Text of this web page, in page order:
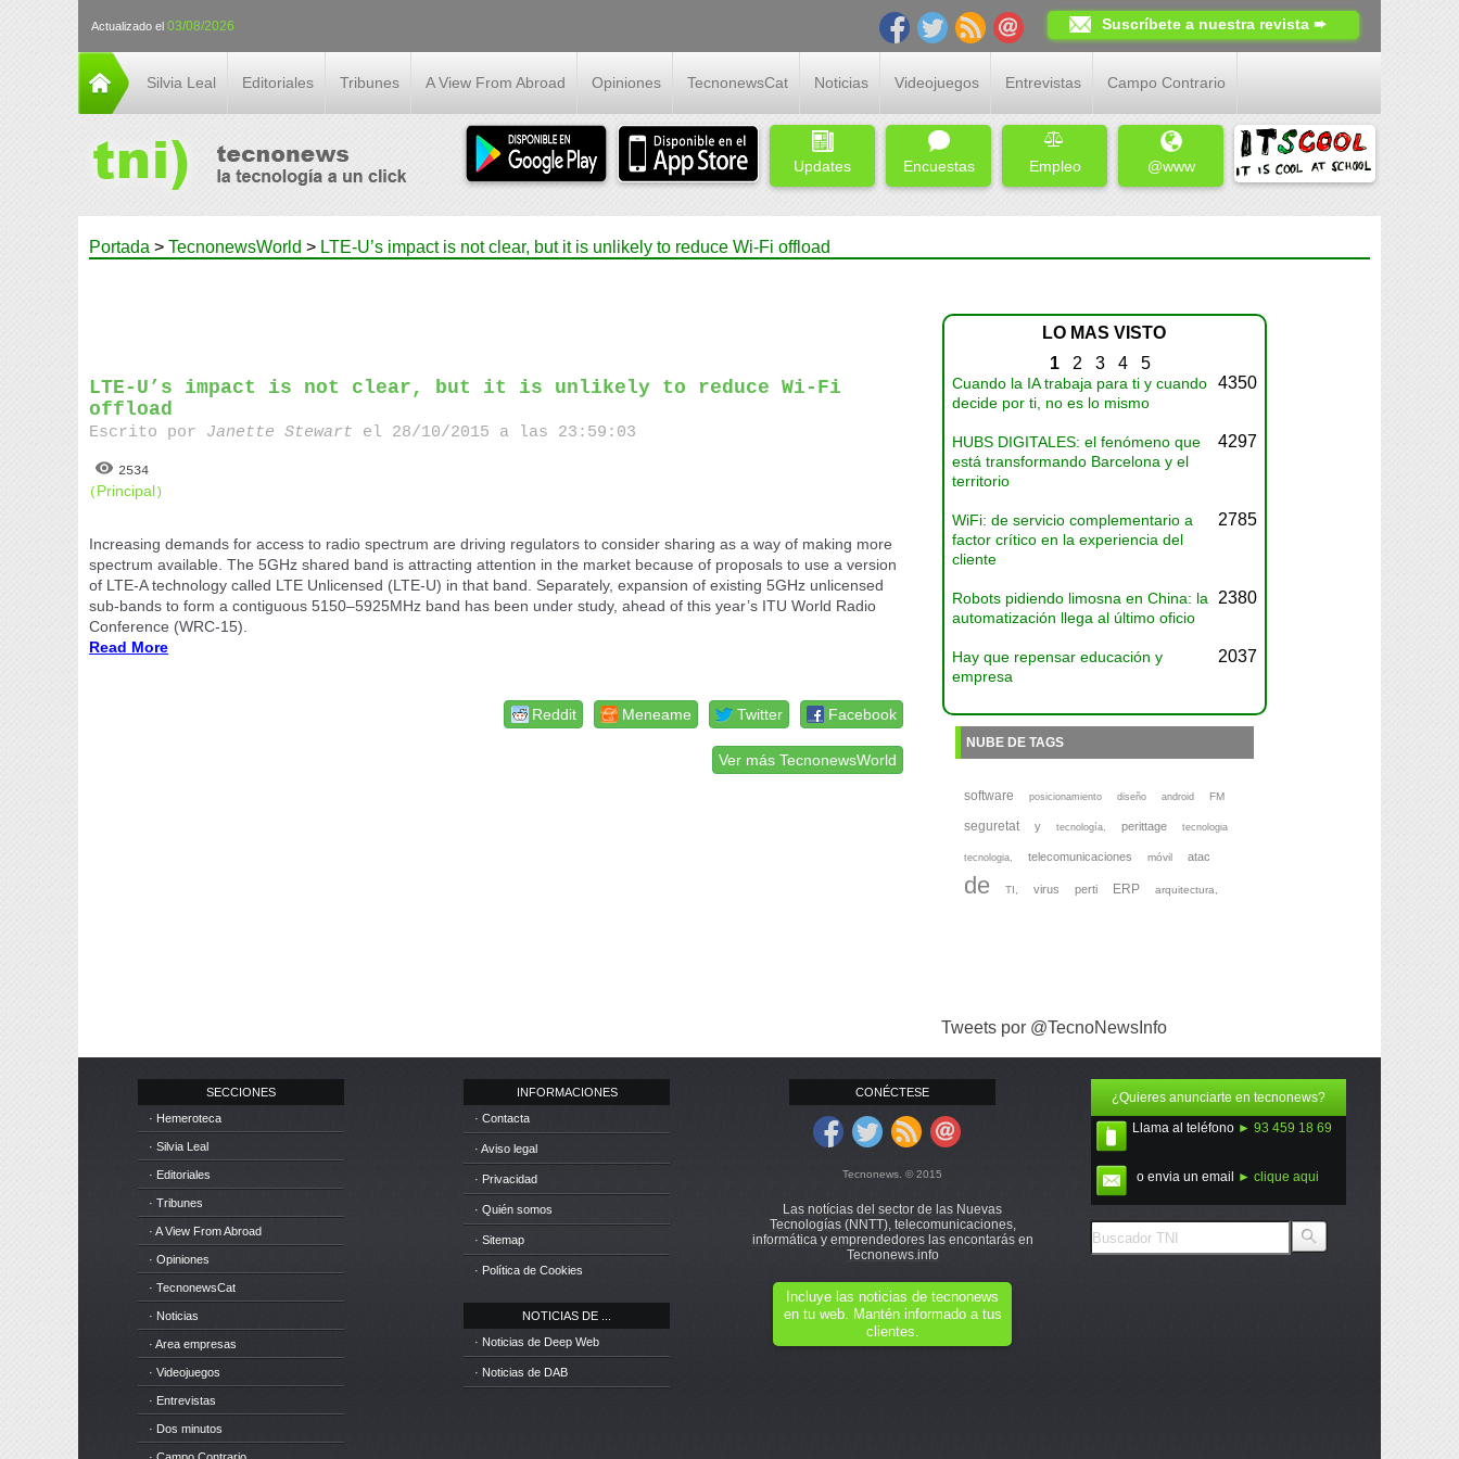
Actualizado el 03/08/2026 Suscríbete a nuestra revista ➨
Silvia Leal Editoriales Tribunes A View From Abroad Opiniones TecnonewsCat Noticias Videojuegos Entrevistas Campo Contrario
Updates Encuestas Empleo @www
Portada > TecnonewsWorld > LTE-U’s impact is not clear, but it is unlikely to reduce Wi-Fi offload
LTE-U’s impact is not clear, but it is unlikely to reduce Wi-Fi
offload
Escrito por Janette Stewart el 28/10/2015 a las 23:59:03
2534
( Principal )
Increasing demands for access to radio spectrum are driving regulators to consider sharing as a way of making more
spectrum available. The 5GHz shared band is attracting attention in the market because of proposals to use a version
of LTE-A technology called LTE Unlicensed (LTE-U) in that band. Separately, expansion of existing 5GHz unlicensed
sub-bands to form a contiguous 5150–5925MHz band has been under study, ahead of this year’s ITU World Radio
Conference (WRC-15).
Read More
Facebook
Twitter
Meneame
Reddit
Ver más TecnonewsWorld
LO MAS VISTO
1 2 3 4 5
Cuando la IA trabaja para ti y cuando
decide por ti, no es lo mismo
4350
HUBS DIGITALES: el fenómeno que
está transformando Barcelona y el
territorio
4297
WiFi: de servicio complementario a
factor crítico en la experiencia del
cliente
2785
Robots pidiendo limosna en China: la
automatización llega al último oficio
2380
Hay que repensar educación y
empresa
2037
NUBE DE TAGS
software posicionamiento diseño android FM
seguretat y tecnología, perittage tecnologia
tecnologia, telecomunicaciones móvil atac
de TI, virus perti ERP arquitectura,
Tweets por @TecnoNewsInfo
SECCIONES
· Hemeroteca
· Silvia Leal
· Editoriales
· Tribunes
· A View From Abroad
· Opiniones
· TecnonewsCat
· Noticias
· Area empresas
· Videojuegos
· Entrevistas
· Dos minutos
INFORMACIONES
· Contacta
· Aviso legal
· Privacidad
· Quién somos
· Sitemap
· Política de Cookies
NOTICIAS DE ...
· Noticias de Deep Web
· Noticias de DAB
CONÉCTESE
Tecnonews. © 2015
Las notícias del sector de las Nuevas
Tecnologías (NNTT), telecomunicaciones,
informática y emprendedores las encontarás en
Tecnonews.info
Incluye las noticias de tecnonews
en tu web. Mantén informado a tus
clientes.
¿Quieres anunciarte en tecnonews?
Llama al teléfono ► 93 459 18 69
o envia un email ► clique aqui